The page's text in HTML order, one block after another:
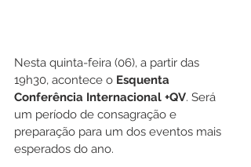
Nesta quinta-feira (06), a partir das
19h30, acontece o Esquenta
Conferência Internacional +QV. Será
um período de consagração e
preparação para um dos eventos mais
esperados do ano.